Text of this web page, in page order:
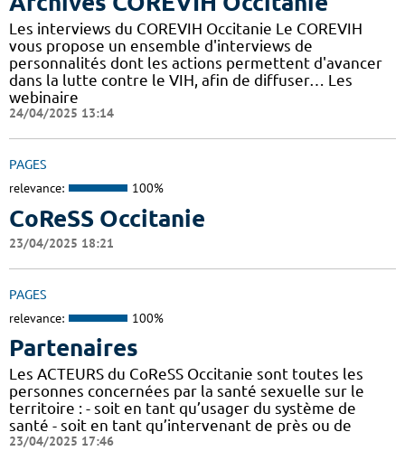
Les interviews du COREVIH Occitanie Le COREVIH
vous propose un ensemble d'interviews de
personnalités dont les actions permettent d'avancer
dans la lutte contre le VIH, afin de diffuser… Les
webinaire
24/04/2025 13:14
PAGES
relevance: 100%
CoReSS Occitanie
23/04/2025 18:21
PAGES
relevance: 100%
Partenaires
Les ACTEURS du CoReSS Occitanie sont toutes les
personnes concernées par la santé sexuelle sur le
territoire : - soit en tant qu’usager du système de
santé - soit en tant qu’intervenant de près ou de
23/04/2025 17:46